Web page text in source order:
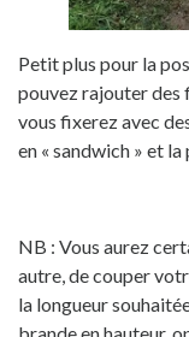
Petit plus pour la
pouvez rajouter des
vous fixerez avec
en « sandwich » et
NB : Vous aurez
autre, de couper
la longueur
brande en hauteur,